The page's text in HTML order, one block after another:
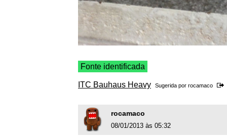
Fonte identificada
ITC Bauhaus Heavy Sugerida por rocamaco
rocamaco
08/01/2013 às 05:32